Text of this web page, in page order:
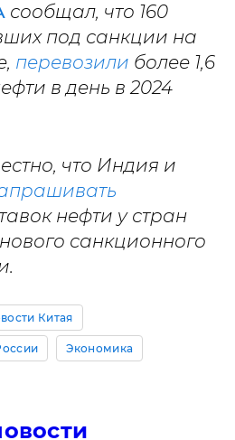
сообщал, что 160
под санкции на
перевозили более 1,6
в день в 2024
что Индия и
нефти у стран
санкционного
Китая
Экономика